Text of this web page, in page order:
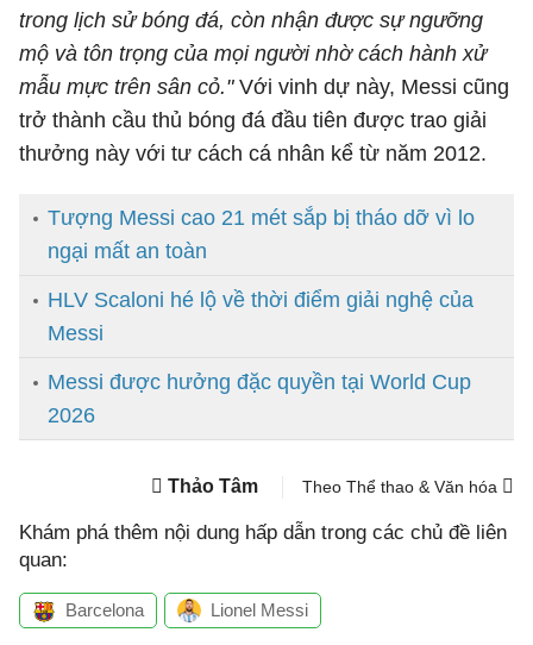
trong lịch sử bóng đá, còn nhận được sự ngưỡng
mộ và tôn trọng của mọi người nhờ cách hành xử
mẫu mực trên sân cỏ."Với vinh dự này, Messi cũng
trở thành cầu thủ bóng đá đầu tiên được trao giải
thưởng này với tư cách cá nhân kể từ năm 2012.
Tượng Messi cao 21 mét sắp bị tháo dỡ vì lo
ngại mất an toàn
HLV Scaloni hé lộ về thời điểm giải nghệ của
Messi
Messi được hưởng đặc quyền tại World Cup
2026
Thảo Tâm Theo Thể thao & Văn hóa
Khám phá thêm nội dung hấp dẫn trong các chủ đề liên
quan:
Barcelona Lionel Messi